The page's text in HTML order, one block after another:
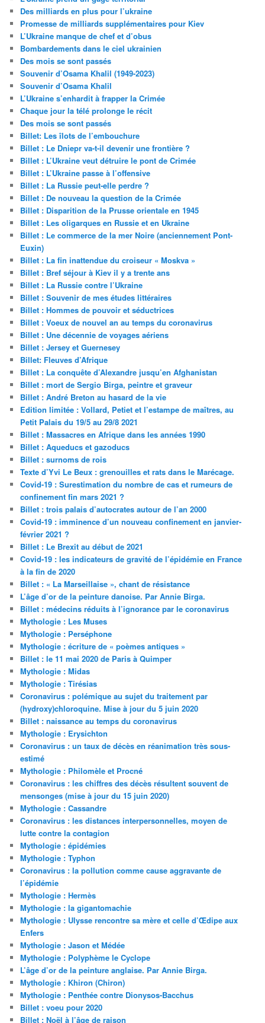
Des milliards en plus pour l’ukraine
Promesse de milliards supplémentaires pour Kiev
L’Ukraine manque de chef et d’obus
Bombardements dans le ciel ukrainien
Des mois se sont passés
Souvenir d’Osama Khalil (1949-2023)
Souvenir d’Osama Khalil
L’Ukraine s’enhardit à frapper la Crimée
Chaque jour la télé prolonge le récit
Des mois se sont passés
Billet: Les îlots de l’embouchure
Billet : Le Dniepr va-t-il devenir une frontière ?
Billet : L’Ukraine veut détruire le pont de Crimée
Billet : L’Ukraine passe à l’offensive
Billet : La Russie peut-elle perdre ?
Billet : De nouveau la question de la Crimée
Billet : Disparition de la Prusse orientale en 1945
Billet : Les oligarques en Russie et en Ukraine
Billet : Le commerce de la mer Noire (anciennement Pont-
Euxin)
Billet : La fin inattendue du croiseur « Moskva »
Billet : Bref séjour à Kiev il y a trente ans
Billet : La Russie contre l’Ukraine
Billet : Souvenir de mes études littéraires
Billet : Hommes de pouvoir et séductrices
Billet : Voeux de nouvel an au temps du coronavirus
Billet : Une décennie de voyages aériens
Billet : Jersey et Guernesey
Billet: Fleuves d’Afrique
Billet : La conquête d’Alexandre jusqu’en Afghanistan
Billet : mort de Sergio Birga, peintre et graveur
Billet : André Breton au hasard de la vie
Edition limitée : Vollard, Petiet et l’estampe de maîtres, au
Petit Palais du 19/5 au 29/8 2021
Billet : Massacres en Afrique dans les années 1990
Billet : Aqueducs et gazoducs
Billet : surnoms de rois
Texte d’Yvi Le Beux : grenouilles et rats dans le Marécage.
Covid-19 : Surestimation du nombre de cas et rumeurs de
confinement fin mars 2021 ?
Billet : trois palais d’autocrates autour de l’an 2000
Covid-19 : imminence d’un nouveau confinement en janvier-
février 2021 ?
Billet : Le Brexit au début de 2021
Covid-19 : les indicateurs de gravité de l’épidémie en France
à la fin de 2020
Billet : « La Marseillaise », chant de résistance
L’âge d’or de la peinture danoise. Par Annie Birga.
Billet : médecins réduits à l’ignorance par le coronavirus
Mythologie : Les Muses
Mythologie : Perséphone
Mythologie : écriture de « poèmes antiques »
Billet : le 11 mai 2020 de Paris à Quimper
Mythologie : Midas
Mythologie : Tirésias
Coronavirus : polémique au sujet du traitement par
(hydroxy)chloroquine. Mise à jour du 5 juin 2020
Billet : naissance au temps du coronavirus
Mythologie : Erysichton
Coronavirus : un taux de décès en réanimation très sous-
estimé
Mythologie : Philomèle et Procné
Coronavirus : les chiffres des décès résultent souvent de
mensonges (mise à jour du 15 juin 2020)
Mythologie : Cassandre
Coronavirus : les distances interpersonnelles, moyen de
lutte contre la contagion
Mythologie : épidémies
Mythologie : Typhon
Coronavirus : la pollution comme cause aggravante de
l’épidémie
Mythologie : Hermès
Mythologie : la gigantomachie
Mythologie : Ulysse rencontre sa mère et celle d’Œdipe aux
Enfers
Mythologie : Jason et Médée
Mythologie : Polyphème le Cyclope
L’âge d’or de la peinture anglaise. Par Annie Birga.
Mythologie : Khiron (Chiron)
Mythologie : Penthée contre Dionysos-Bacchus
Billet : voeu pour 2020
Billet : Noël à l’âge de raison